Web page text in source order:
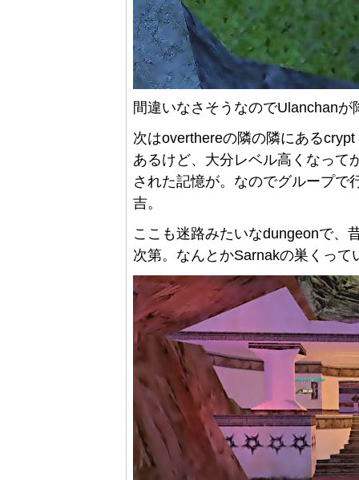
間違いなさそうなのでUlanchan
次はoverthereの隣の隣にある
あるけど、大分レベル高くなって
された記憶が。なのでグループで
吉。
ここも迷路みたいなdungeonで、
次第。なんとかSarnakの巣くっ